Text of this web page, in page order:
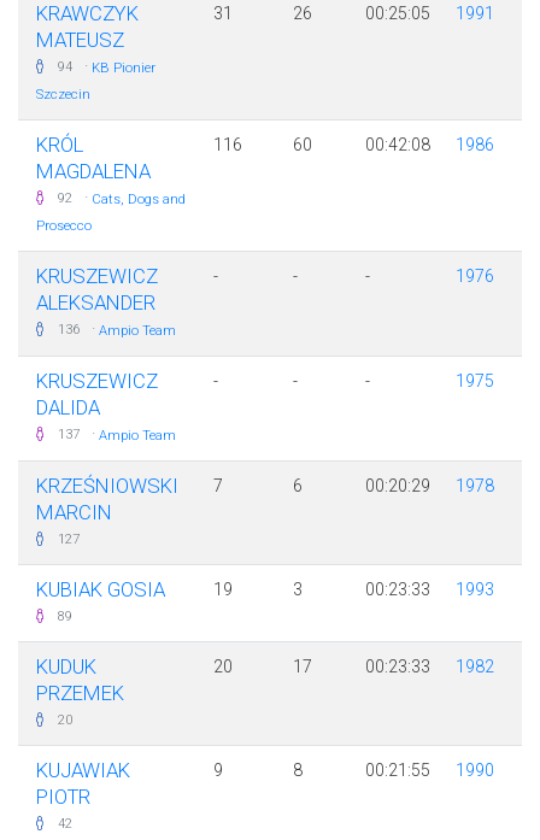
KRAWCZYK
MATEUSZ
94 · KB Pionier
Szczecin
31 26 00:25:05 1991
KRÓL
MAGDALENA
92 · Cats, Dogs and
Prosecco
116 60 00:42:08 1986
KRUSZEWICZ
ALEKSANDER
136 · Ampio Team
- - - 1976
KRUSZEWICZ
DALIDA
137 · Ampio Team
- - - 1975
KRZEŚNIOWSKI
MARCIN
127
7 6 00:20:29 1978
KUBIAK GOSIA
89
19 3 00:23:33 1993
KUDUK
PRZEMEK
20
20 17 00:23:33 1982
KUJAWIAK
PIOTR
42
9 8 00:21:55 1990